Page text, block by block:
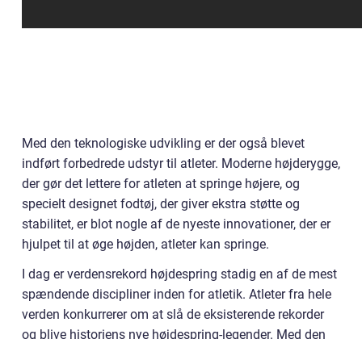
Med den teknologiske udvikling er der også blevet
indført forbedrede udstyr til atleter. Moderne højderygge,
der gør det lettere for atleten at springe højere, og
specielt designet fodtøj, der giver ekstra støtte og
stabilitet, er blot nogle af de nyeste innovationer, der er
hjulpet til at øge højden, atleter kan springe.
I dag er verdensrekord højdespring stadig en af de mest
spændende discipliner inden for atletik. Atleter fra hele
verden konkurrerer om at slå de eksisterende rekorder
og blive historiens nye højdespring-legender. Med den